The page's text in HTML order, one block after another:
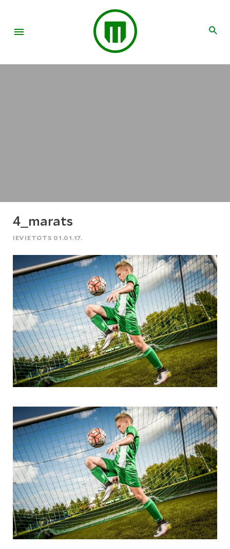
4_marats
IEVIETOTS 01.01.17.